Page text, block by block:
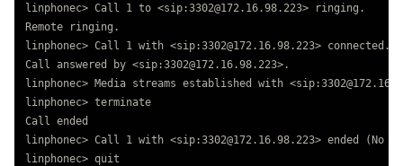
linphonec> Call 1 to <sip:3302@172.16.98.223> ringing.
Remote ringing.
linphonec> Call 1 with <sip:3302@172.16.98.223> connected.
Call answered by <sip:3302@172.16.98.223>.
linphonec> Media streams established with
linphonec> terminate
Call ended
linphonec> Call 1 with <sip:3302@172.16.98.223> ended (No
linphonec> quit